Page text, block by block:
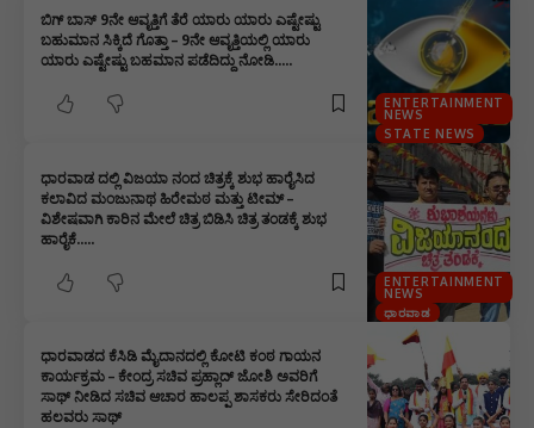
ENTERTAINMENT
NEWS
STATE NEWS
ಬಿಗ್ ಬಾಸ್ 9ನೇ ಆವೃತ್ತಿಗೆ ತೆರೆ ಯಾರು ಯಾರು ಎಷ್ಟೇಷ್ಟು
ಬಹುಮಾನ ಸಿಕ್ಕಿದೆ ಗೊತ್ತಾ – 9ನೇ ಆವೃತ್ತಿಯಲ್ಲಿ ಯಾರು
ಯಾರು ಎಷ್ಟೇಷ್ಟು ಬಹಮಾನ ಪಡೆದಿದ್ದು ನೋಡಿ…..
ENTERTAINMENT
NEWS
ಧಾರವಾಡ
ಧಾರವಾಡ ದಲ್ಲಿ ವಿಜಯಾ ನಂದ ಚಿತ್ರಕ್ಕೆ ಶುಭ ಹಾರೈಸಿದ
ಕಲಾವಿದ ಮಂಜುನಾಥ ಹಿರೇಮಠ ಮತ್ತು ಟೀಮ್ –
ವಿಶೇಷವಾಗಿ ಕಾರಿನ ಮೇಲೆ ಚಿತ್ರ ಬಿಡಿಸಿ ಚಿತ್ರ ತಂಡಕ್ಕೆ ಶುಭ
ಹಾರೈಕೆ…..
ಧಾರವಾಡದ ಕೆಸಿಡಿ ಮೈದಾನದಲ್ಲಿ ಕೋಟಿ ಕಂಠ ಗಾಯನ
ಕಾರ್ಯಕ್ರಮ – ಕೇಂದ್ರ ಸಚಿವ ಪ್ರಹ್ಲಾದ್ ಜೋಶಿ ಅವರಿಗೆ
ಸಾಥ್ ನೀಡಿದ ಸಚಿವ ಆಚಾರ ಹಾಲಪ್ಪ ಶಾಸಕರು ಸೇರಿದಂತೆ
ಹಲವರು ಸಾಥ್